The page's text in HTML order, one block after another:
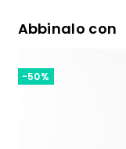
Abbinalo con
-50%